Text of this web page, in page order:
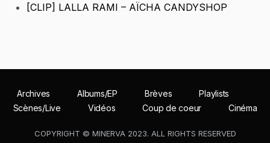
[CLIP] LALLA RAMI – AÏCHA CANDYSHOP
Archives Albums/EP Brèves
Playlists
Scènes/Live
Vidéos Coup de coeur Cinéma
COPYRIGHT © MINERVA 2023. ALL RIGHTS RESERVED